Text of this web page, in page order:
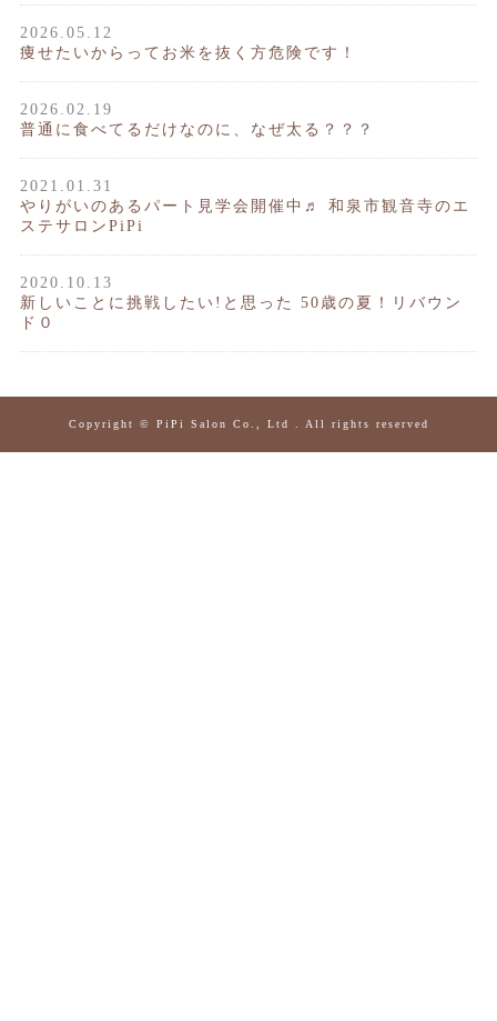
2026.05.12
痩せたいからってお米を抜く方危険です！
2026.02.19
普通に食べてるだけなのに、なぜ太る？？？
2021.01.31
やりがいのあるパート見学会開催中♬ 和泉市観音寺のエ
ステサロンPiPi
2020.10.13
新しいことに挑戦したい!と思った 50歳の夏！リバウン
ド０
Copyright © PiPi Salon Co., Ltd . All rights reserved